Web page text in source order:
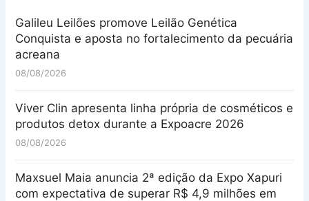
Galileu Leilões promove Leilão Genética
Conquista e aposta no fortalecimento da pecuária
acreana
08/08/2026
Viver Clin apresenta linha própria de cosméticos e
produtos detox durante a Expoacre 2026
08/08/2026
Maxsuel Maia anuncia 2ª edição da Expo Xapuri
com expectativa de superar R$ 4,9 milhões em